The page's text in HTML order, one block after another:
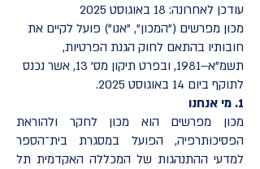
עודכן לאחרונה: 18 באוגוסט 2025
מכון מפרשים ("המכון", "אנו") פועל לקיים את
חובותיו בהתאם לחוק הגנת הפרטיות,
תשמ"א–1981, ובפרט תיקון מס' 13, אשר נכנס
לתוקף ביום 14 באוגוסט 2025.
1. מי אנחנו
מכון מפרשים הוא מכון לחקר ולהוראת
הפסיכותרפיה, הפועל במסגרת בית־הספר
למדעי ההתנהגות של המכללה האקדמית תל